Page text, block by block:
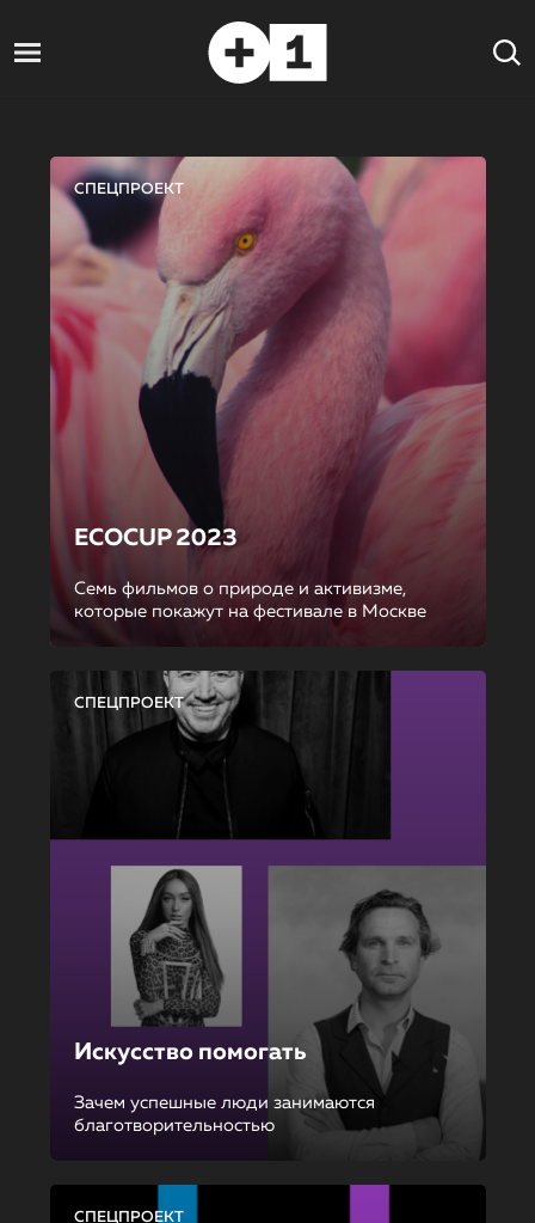
СПЕЦПРОЕКТ
ECOCUP 2023
Семь фильмов о природе и активизме,
которые покажут на фестивале в Москве
СПЕЦПРОЕКТ
Искусство помогать
Зачем успешные люди занимаются
благотворительностью
СПЕЦПРОЕКТ